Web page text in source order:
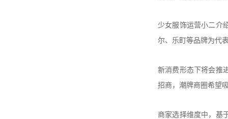
少女服饰运营小二介
尔、乐町等品牌为代
新消费形态下将会推
招商，潮牌商圈希望
商家选择维度中，基